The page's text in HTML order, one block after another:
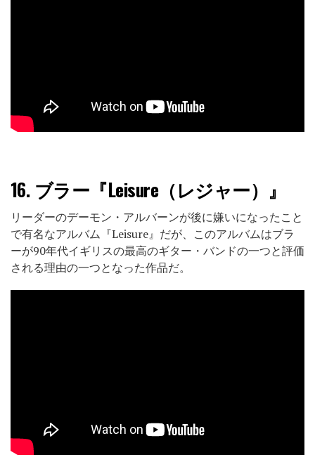
16. ブラー『Leisure（レジャー）』
リーダーのデーモン・アルバーンが後に嫌いになったこと
で有名なアルバム『Leisure』だが、このアルバムはブラ
ーが90年代イギリスの最高のギター・バンドの一つと評価
される理由の一つとなった作品だ。